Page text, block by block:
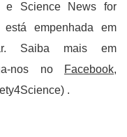
e Science News for
empenhada em
Saiba mais em
nos no Facebook,
.